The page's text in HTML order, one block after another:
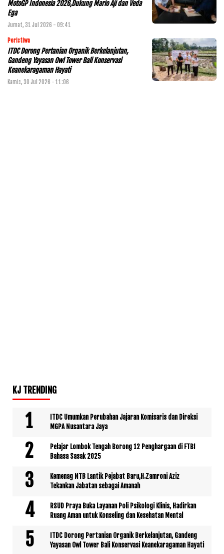
MotoGP Indonesia 2026,Dukung Mario Aji dan Veda
Ega
Jumat, 31 Jul 2026 - 09:41
Peristiwa
ITDC Dorong Pertanian Organik Berkelanjutan,
Gandeng Yayasan Owl Tower Bali Konservasi
Keanekaragaman Hayati
Kamis, 30 Jul 2026 - 11:06
KJ TRENDING
ITDC Umumkan Perubahan Jajaran Komisaris dan Direksi
MGPA Nusantara Jaya
Pelajar Lombok Tengah Borong 12 Penghargaan di FTBI
Bahasa Sasak 2025
Kemenag NTB Lantik Pejabat Baru,H.Zamroni Aziz
Tekankan Jabatan sebagai Amanah
RSUD Praya Buka Layanan Poli Psikologi Klinis, Hadirkan
Ruang Aman untuk Konseling dan Kesehatan Mental
ITDC Dorong Pertanian Organik Berkelanjutan, Gandeng
Yayasan Owl Tower Bali Konservasi Keanekaragaman Hayati